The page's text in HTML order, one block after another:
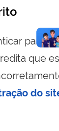
para
que
do